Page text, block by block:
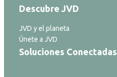
Descubre JVD
JVD y el planeta
Únete a JVD
Soluciones Conectadas